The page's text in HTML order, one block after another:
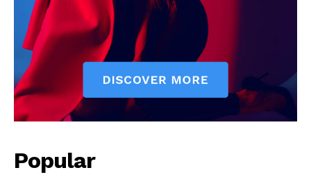
News Week
Magazine PRO
Popular